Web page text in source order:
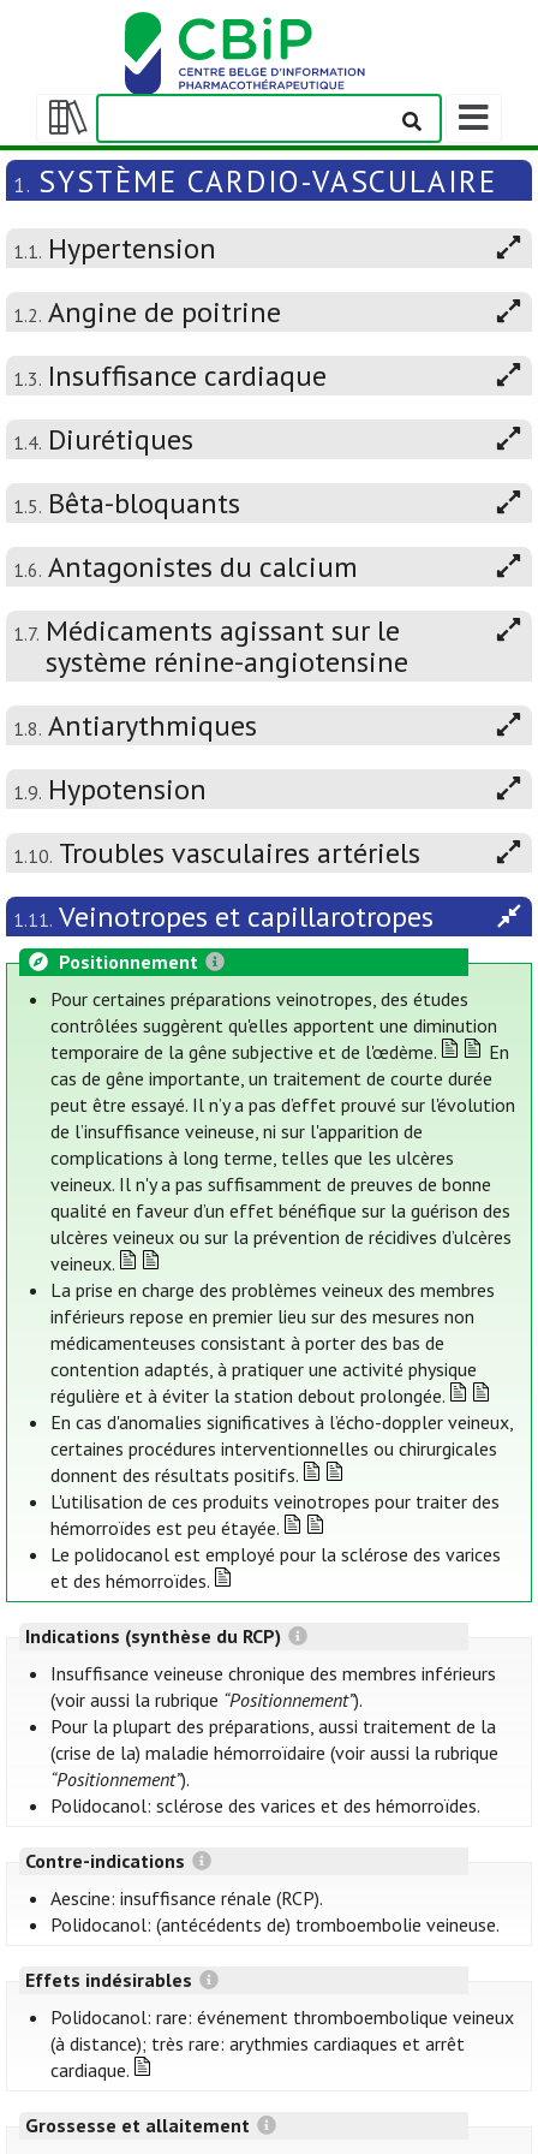
Afficher/masquer
la
table
matières
Afficher/
la
barre
de
navigation
1. SYSTÈME CARDIO-VASCULAIRE
1.1. Hypertension
1.2. Angine de poitrine
1.3. Insuffisance cardiaque
1.4. Diurétiques
1.5. Bêta-bloquants
1.6. Antagonistes du calcium
1.7. Médicaments agissant sur le
système rénine-angiotensine
1.8. Antiarythmiques
1.9. Hypotension
1.10. Troubles vasculaires artériels
1.11. Veinotropes et capillarotropes
Positionnement
Pour certaines préparations veinotropes, des études
contrôlées suggèrent qu'elles apportent une diminution
temporaire de la gêne subjective et de l'œdème.
En
cas de gêne importante, un traitement de courte durée
peut être essayé. Il n’y a pas d’effet prouvé sur l'évolution
de l’insuffisance veineuse, ni sur l'apparition de
complications à long terme, telles que les ulcères
veineux. Il n'y a pas suffisamment de preuves de bonne
qualité en faveur d’un effet bénéfique sur la guérison des
ulcères veineux ou sur la prévention de récidives d’ulcères
veineux.
La prise en charge des problèmes veineux des membres
inférieurs repose en premier lieu sur des mesures non
médicamenteuses consistant à porter des bas de
contention adaptés, à pratiquer une activité physique
régulière et à éviter la station debout prolongée.
En cas d'anomalies significatives à l’écho-doppler veineux,
certaines procédures interventionnelles ou chirurgicales
donnent des résultats positifs.
L'utilisation de ces produits veinotropes pour traiter des
hémorroïdes est peu étayée.
Le polidocanol est employé pour la sclérose des varices
et des hémorroïdes.
Indications (synthèse du RCP)
Insuffisance veineuse chronique des membres inférieurs
(voir aussi la rubrique “Positionnement”).
Pour la plupart des préparations, aussi traitement de la
(crise de la) maladie hémorroïdaire (voir aussi la rubrique
“Positionnement”).
Polidocanol: sclérose des varices et des hémorroïdes.
Contre-indications
Aescine: insuffisance rénale (RCP).
Polidocanol: (antécédents de) tromboembolie veineuse.
Effets indésirables
Polidocanol: rare: événement thromboembolique veineux
(à distance); très rare: arythmies cardiaques et arrêt
cardiaque.
Grossesse et allaitement